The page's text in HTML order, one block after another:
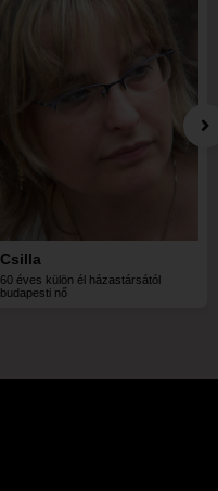
Csilla
60 éves külön él házastársától
budapesti nő